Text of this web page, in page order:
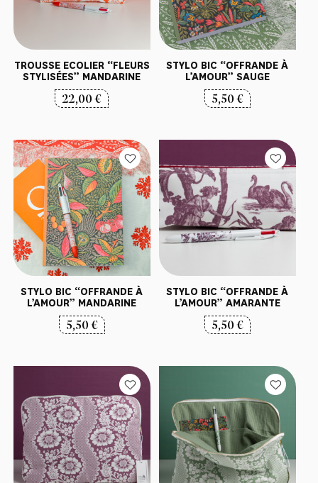
TROUSSE ECOLIER “FLEURS
STYLISÉES” MANDARINE
22,00€
STYLO BIC “OFFRANDE À
L’AMOUR” SAUGE
5,50€
STYLO BIC “OFFRANDE À
L’AMOUR” MANDARINE
5,50€
STYLO BIC “OFFRANDE À
L’AMOUR” AMARANTE
5,50€